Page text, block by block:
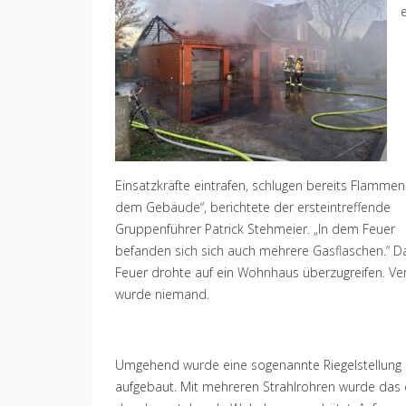
Einsatzkräfte eintrafen, schlugen bereits
dem Gebäude“, berichtete der ersteintreffende
Gruppenführer Patrick Stehmeier. „In dem Feuer
befanden sich sich auch mehrere Gasflaschen.“
Feuer drohte auf ein Wohnhaus überzugreifen.
wurde niemand.
Umgehend wurde eine sogenannte Riegelstellung
aufgebaut. Mit mehreren Strahlrohren wurde das